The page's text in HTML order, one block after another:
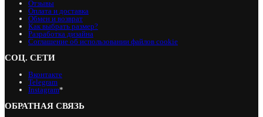
Отзывы
Оплата и доставка
Обмен и возврат
Как выбрать размер?
Разработка дизайна
Соглашение об использовании файлов cookie
СОЦ. СЕТИ
Вконтакте
Telegram
Instagram*
ОБРАТНАЯ СВЯЗЬ